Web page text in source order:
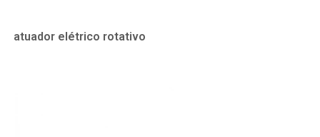
atuador elétrico rotativo